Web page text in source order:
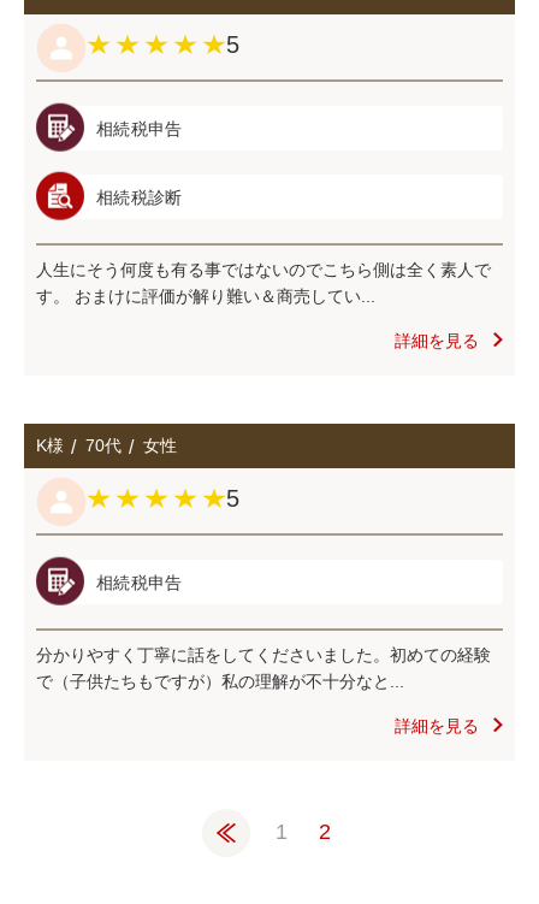
5
相続税申告
相続税診断
人生にそう何度も有る事ではないのでこちら側は全く素人で
す。 おまけに評価が解り難い＆商売してい...
詳細を見る
K様 70代 女性
5
相続税申告
分かりやすく丁寧に話をしてくださいました。初めての経験
で（子供たちもですが）私の理解が不十分なと...
詳細を見る
« 1 2